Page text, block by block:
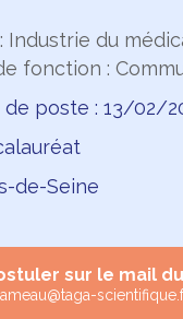
Industrie du
fonction :
de poste : 13/02/
de-Seine
sur le mail